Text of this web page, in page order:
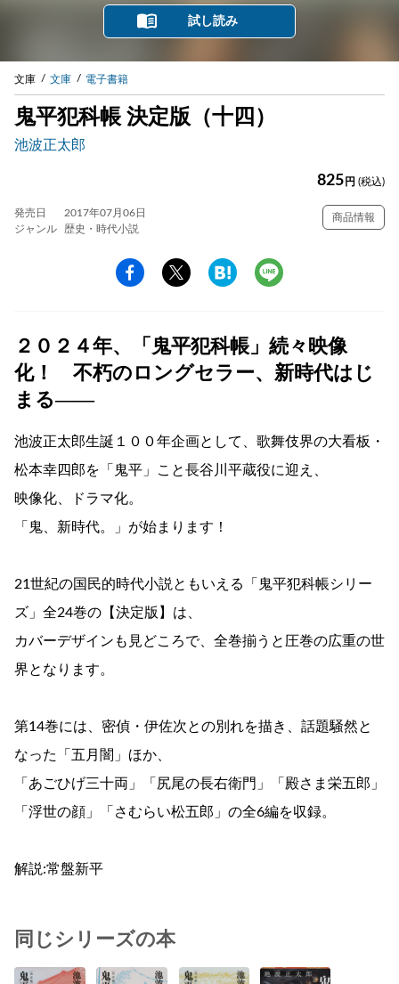
試し読み
文庫 文庫 電子書籍
鬼平犯科帳 決定版（十四）
池波正太郎
825 円 (税込)
発売日
2017年07月06日
ジャンル
歴史・時代小説
商品情報
２０２４年、「鬼平犯科帳」続々映像
化！ 不朽のロングセラー、新時代はじ
まる――
池波正太郎生誕１００年企画として、歌舞伎界の大看板・
松本幸四郎を「鬼平」こと長谷川平蔵役に迎え、
映像化、ドラマ化。
「鬼、新時代。」が始まります！
21世紀の国民的時代小説ともいえる「鬼平犯科帳シリー
ズ」全24巻の【決定版】は、
カバーデザインも見どころで、全巻揃うと圧巻の広重の世
界となります。
第14巻には、密偵・伊佐次との別れを描き、話題騒然と
なった「五月闇」ほか、
「あごひげ三十両」「尻尾の長右衛門」「殿さま栄五郎」
「浮世の顔」「さむらい松五郎」の全6編を収録。
解説:常盤新平
同じシリーズの本